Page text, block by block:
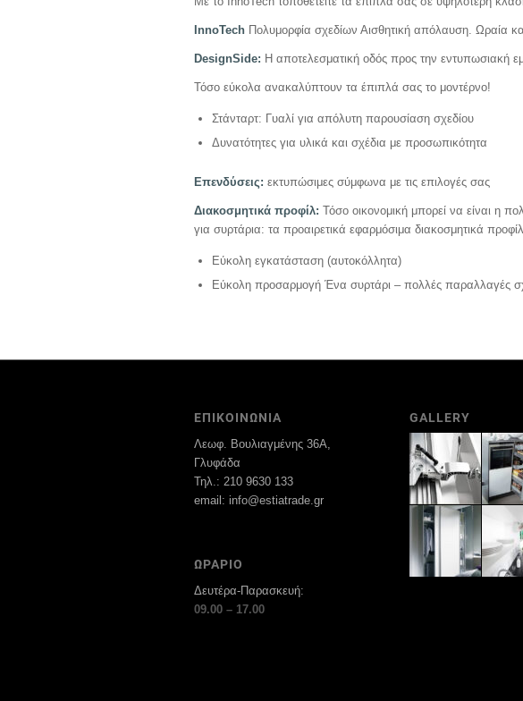
InnoTech Πολυμορφία σχεδίων Αισθητική απόλαυση. Ωραία
DesignSide: Η αποτελεσματική οδός προς την εντυπωσιακή
Τόσο εύκολα ανακαλύπτουν τα έπιπλά σας το μοντέρνο!
Στάνταρτ: Γυαλί για απόλυτη παρουσίαση σχεδίου
Δυνατότητες για υλικά και σχέδια με προσωπικότητα
Επενδύσεις: εκτυπώσιμες σύμφωνα με τις επιλογές σας
Διακοσμητικά προφίλ: Τόσο οικονομική μπορεί να είναι η
για συρτάρια: τα προαιρετικά εφαρμόσιμα διακοσμητικά
Εύκολη εγκατάσταση (αυτοκόλλητα)
Εύκολη προσαρμογή Ένα συρτάρι – πολλές παραλλαγές
ΕΠΙΚΟΙΝΩΝΙΑ
Λεωφ. Βουλιαγμένης 36Α,
Γλυφάδα
Τηλ.: 210 9630 133
email: info@estiatrade.gr
ΩΡΑΡΙΟ
Δευτέρα-Παρασκευή:
09.00 – 17.00
GALLERY